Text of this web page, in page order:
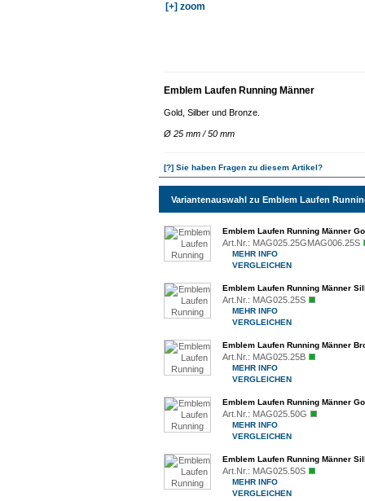
[+] zoom
Emblem Laufen Running Männer
Gold, Silber und Bronze.
Ø 25 mm / 50 mm
[?] Sie haben Fragen zu diesem Artikel?
Variantenauswahl zu Emblem Laufen
Emblem Laufen Running Männer
Art.Nr.: MAG025.25GMAG006.25S
MEHR INFO
VERGLEICHEN
Emblem Laufen Running Männer
Art.Nr.: MAG025.25S
MEHR INFO
VERGLEICHEN
Emblem Laufen Running Männer
Art.Nr.: MAG025.25B
MEHR INFO
VERGLEICHEN
Emblem Laufen Running Männer
Art.Nr.: MAG025.50G
MEHR INFO
VERGLEICHEN
Emblem Laufen Running Männer
Art.Nr.: MAG025.50S
MEHR INFO
VERGLEICHEN